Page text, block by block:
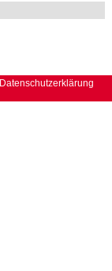
Datenschutzerklärung